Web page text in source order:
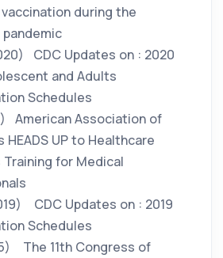
during the
pandemic
CDC Updates on : 2020
and Adults
Schedules
American Association of
HEADS UP to Healthcare
Training for Medical
CDC Updates on : 2019
Schedules
The 11th Congress of